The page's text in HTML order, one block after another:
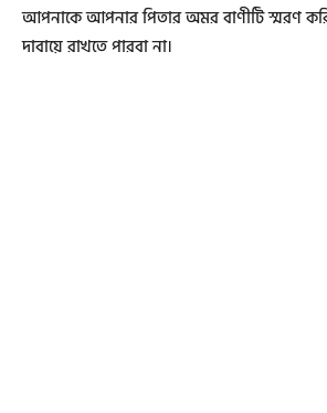
আপনাকে আপনার পিতার অমর বাণীটি স্মরণ
দাবায়ে রাখতে পারবা না।